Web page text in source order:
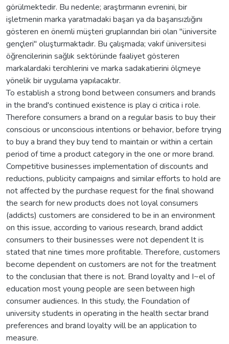
görülmektedir. Bu nedenle; araştırmanın evrenini, bir
işletmenin marka yaratmadaki başarı ya da başarısızlığını
gösteren en önemli müşteri gruplarından biri olan "üniversite
gençleri" oluşturmaktadır. Bu çalışmada; vakıf üniversitesi
öğrencilerinin sağlık sektöründe faaliyet gösteren
markalardaki tercihlerini ve marka sadakatierini ölçmeye
yönelik bir uygulama yapılacaktır.
To establish a strong bond between consumers and brands
in the brand's continued existence is play ci critica i role.
Therefore consumers a brand on a regular basis to buy their
conscious or unconscious intentions or behavior, before trying
to buy a brand they buy tend to maintain or within a certain
period of time a product category in the one or more brand.
Competitive businesses implementation of discounts and
reductions, publicity campaigns and similar efforts to hold are
not affected by the purchase request for the final showand
the search for new products does not loyal consumers
(addicts) customers are considered to be in an environment
on this issue, according to various research, brand addict
consumers to their businesses were not dependent lt is
stated that nine times more profitable. Therefore, customers
become dependent on customers are not for the treatment
to the conclusian that there is not. Brand loyalty and I~el of
education most young people are seen between high
consumer audiences. In this study, the Foundation of
university students in operating in the health sectar brand
preferences and brand loyalty will be an application to
measure.